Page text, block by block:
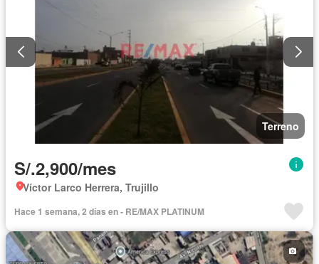
Terreno
S/.2,900/mes
Víctor Larco Herrera, Trujillo
Hace 1 semana, 2 días en - RE/MAX PLATINUM